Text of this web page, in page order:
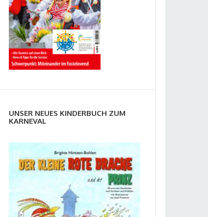
UNSER NEUES KINDERBUCH ZUM
KARNEVAL